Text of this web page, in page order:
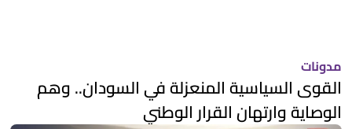
مدونات
القوى السياسية المنعزلة في السودان.. وهم
الوصاية وارتهان القرار الوطني